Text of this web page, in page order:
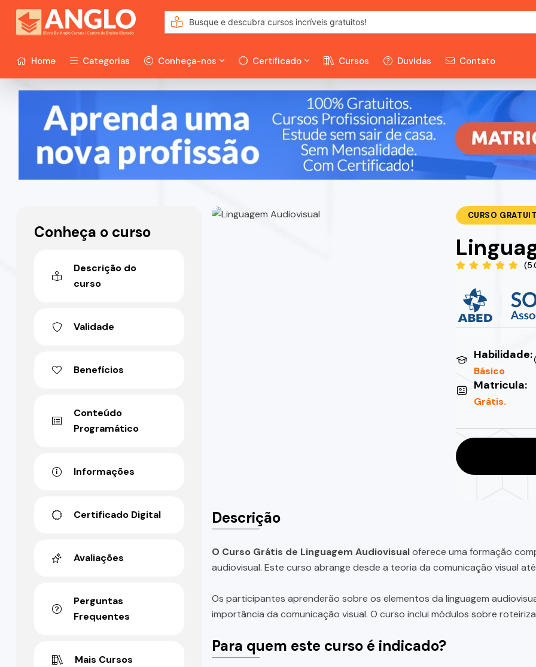
Home Categorias Conheça-nos Certificado Cursos Duvidas Contato
CURSO
Habilidade:
Básico
Matricula:
Grátis.
Descrição
O Curso Grátis de Linguagem Audiovisualoferece uma formação
audiovisual. Este curso abrange desde a teoria da comunicação visual
Os participantes aprenderão sobre os elementos da linguagem
importância da comunicação visual. O curso inclui módulos sobre
Para quem este curso é indicado?
Conheça o curso
Descrição do
curso
Validade
Benefícios
Conteúdo
Programático
Informações
Certificado Digital
Avaliações
Perguntas
Frequentes
Mais Cursos